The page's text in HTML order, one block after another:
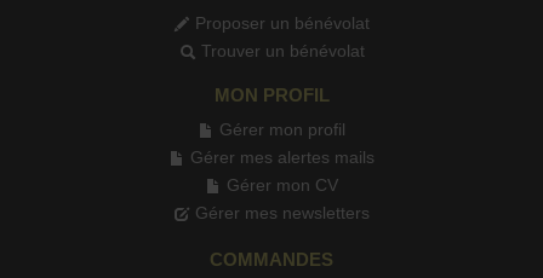
Proposer un bénévolat
Trouver un bénévolat
MON PROFIL
Gérer mon profil
Gérer mes alertes mails
Gérer mon CV
Gérer mes newsletters
COMMANDES